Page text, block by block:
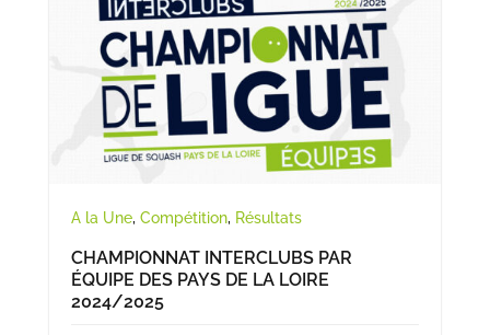
A la Une, Compétition, Résultats
CHAMPIONNAT INTERCLUBS PAR
ÉQUIPE DES PAYS DE LA LOIRE
2024/2025